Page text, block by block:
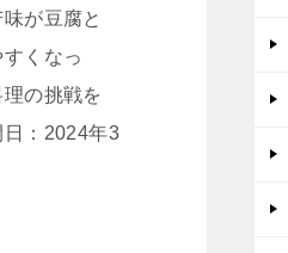
が豆腐と
くなっ
の挑戦を
日：2024年3